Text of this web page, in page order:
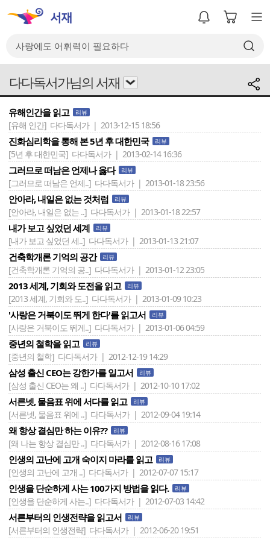
다다독서가님의 서재
유해인간을 읽고 리뷰
[유해 인간] 다다독서가 | 2013-12-15 18:56
진화심리학을 통해 본 5년 후 대한민국 리뷰
[5년 후 대한민국] 다다독서가 | 2013-02-14 16:36
그러므로 떠남은 언제나 옳다 리뷰
[그러므로 떠남은 언제..] 다다독서가 | 2013-01-18 23:56
안아라, 내일은 없는 것처럼 리뷰
[안아라, 내일은 없는 ..] 다다독서가 | 2013-01-18 22:57
내가 보고 싶었던 세계 리뷰
[내가 보고 싶었던 세..] 다다독서가 | 2013-01-13 21:07
건축학개론 기억의 공간 리뷰
[건축학개론 기억의 공..] 다다독서가 | 2013-01-12 23:05
2013 세계, 기회와 도전을 읽고 리뷰
[2013 세계, 기회와 도..] 다다독서가 | 2013-01-09 10:23
'사랑은 거북이도 뛰게 한다'를 읽고서 리뷰
[사랑은 거북이도 뛰게..] 다다독서가 | 2013-01-06 04:59
중년의 철학을 읽고 리뷰
[중년의 철학] 다다독서가 | 2012-12-19 14:29
삼성 출신 CEO는 강한가를 일고서 리뷰
[삼성 출신 CEO는 왜 ..] 다다독서가 | 2012-10-10 17:02
서른넷, 물음표 위에 서다를 읽고 리뷰
[서른넷, 물음표 위에 ..] 다다독서가 | 2012-09-04 19:14
왜 항상 결심만 하는 이유?? 리뷰
[왜 나는 항상 결심만 ..] 다다독서가 | 2012-08-16 17:08
인생의 고난에 고개 숙이지 마라를 읽고 리뷰
[인생의 고난에 고개 ..] 다다독서가 | 2012-07-07 15:17
인생을 단순하게 사는 100가지 방법을 읽다. 리뷰
[인생을 단순하게 사는..] 다다독서가 | 2012-07-03 14:42
서른부터의 인생전략을 읽고서 리뷰
[서른부터의 인생전략] 다다독서가 | 2012-06-20 19:51